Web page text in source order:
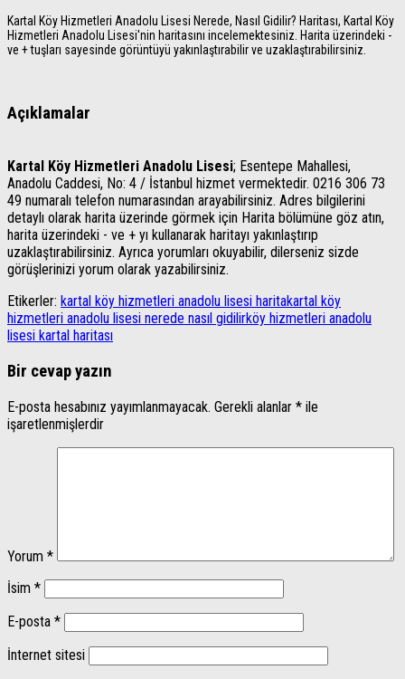
Kartal Köy Hizmetleri Anadolu Lisesi Nerede, Nasıl Gidilir? Haritası, Kartal Köy
Hizmetleri Anadolu Lisesi'nin haritasını incelemektesiniz. Harita üzerindeki -
ve + tuşları sayesinde görüntüyü yakınlaştırabilir ve uzaklaştırabilirsiniz.
Açıklamalar
Kartal Köy Hizmetleri Anadolu Lisesi; Esentepe Mahallesi,
Anadolu Caddesi, No: 4 / İstanbul hizmet vermektedir. 0216 306 73
49 numaralı telefon numarasından arayabilirsiniz. Adres bilgilerini
detaylı olarak harita üzerinde görmek için Harita bölümüne göz atın,
harita üzerindeki - ve + yı kullanarak haritayı yakınlaştırıp
uzaklaştırabilirsiniz. Ayrıca yorumları okuyabilir, dilerseniz sizde
görüşlerinizi yorum olarak yazabilirsiniz.
Etikerler: kartal köy hizmetleri anadolu lisesi haritakartal köy
hizmetleri anadolu lisesi nerede nasıl gidilirköy hizmetleri anadolu
lisesi kartal haritası
Bir cevap yazın
E-posta hesabınız yayımlanmayacak. Gerekli alanlar * ile
işaretlenmişlerdir
Yorum *
İsim *
E-posta *
İnternet sitesi